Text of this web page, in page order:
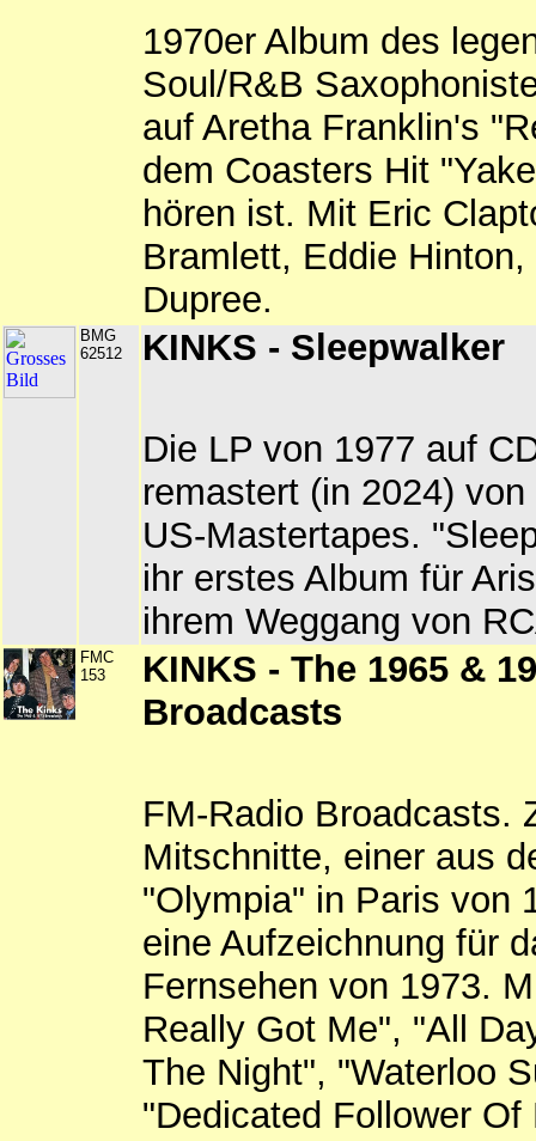
1970er Album des
Soul/R&B
auf Aretha Franklin's
dem Coasters Hit
hören ist. Mit Eric
Bramlett, Eddie Hinton,
Dupree.
BMG
62512
KINKS - Sleepwalker
Die LP von 1977 auf
remastert (in 2024)
US-Mastertapes.
ihr erstes Album für
ihrem Weggang von
FMC
153
KINKS - The 1965 &
Broadcasts
FM-Radio Broadcasts.
Mitschnitte, einer aus
"Olympia" in Paris von
eine Aufzeichnung für
Fernsehen von 1973.
Really Got Me", "All
The Night", "Waterloo
"Dedicated Follower Of